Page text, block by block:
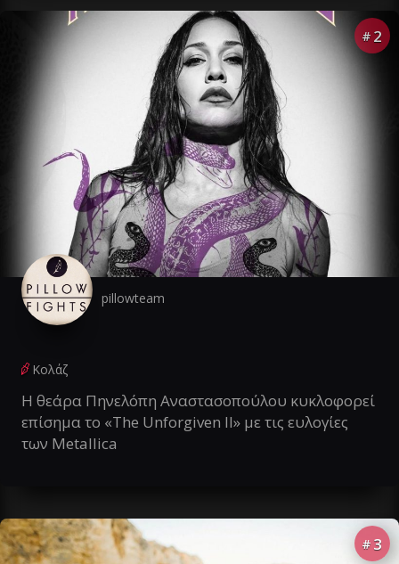
# 2
pillowteam
Κολάζ
Η θεάρα Πηνελόπη Αναστασοπούλου κυκλοφορεί
επίσημα το «The Unforgiven II» με τις ευλογίες
των Metallica
# 3